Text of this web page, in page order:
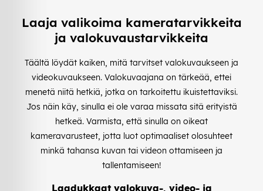
Laaja valikoima kameratarvikkeita
ja valokuvaustarvikkeita
Täältä löydät kaiken, mitä tarvitset valokuvaukseen ja
videokuvaukseen. Valokuvaajana on tärkeää, ettei
menetä niitä hetkiä, jotka on tarkoitettu ikuistettaviksi.
Jos näin käy, sinulla ei ole varaa missata sitä erityistä
hetkeä. Varmista, että sinulla on oikeat
kameravarusteet, jotta luot optimaaliset olosuhteet
minkä tahansa kuvan tai videon ottamiseen ja
tallentamiseen!
Laadukkaat valokuva-, video- ja